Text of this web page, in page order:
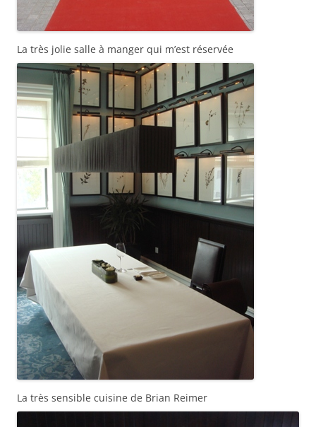
La très jolie salle à manger qui m’est réservée
La très sensible cuisine de Brian Reimer